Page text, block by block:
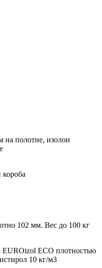
полотне, изолон
102 мм. Вес до 100 кг
EUROizol ECO плотностью
10 кг/м3